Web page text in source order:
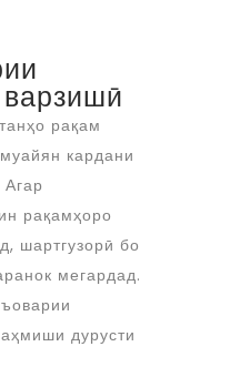
рақам
кардани
рақамҳоро
шартгузорӣ бо
мегардад.
дурусти